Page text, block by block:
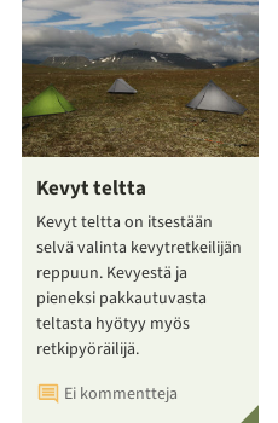
Kevyt teltta
Kevyt teltta on itsestään
selvä valinta kevytretkeilijän
reppuun. Kevyestä ja
pieneksi pakkautuvasta
teltasta hyötyy myös
retkipyöräilijä.
Ei kommentteja